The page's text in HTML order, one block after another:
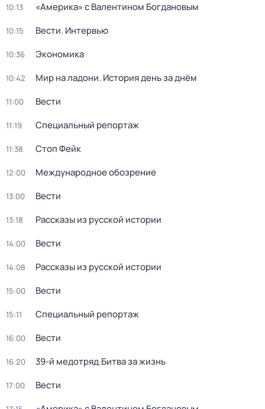
10:13 «Америка» с Валентином Богдановым
10:15 Вести. Интервью
10:36 Экономика
10:42 Мир на ладони. История день за днём
11:00 Вести
11:19 Специальный репортаж
11:38 Стоп Фейк
12:00 Международное обозрение
13:00 Вести
13:18 Рассказы из русской истории
14:00 Вести
14:08 Рассказы из русской истории
15:00 Вести
15:11 Специальный репортаж
16:00 Вести
16:20 39-й медотряд.Битва за жизнь
17:00 Вести